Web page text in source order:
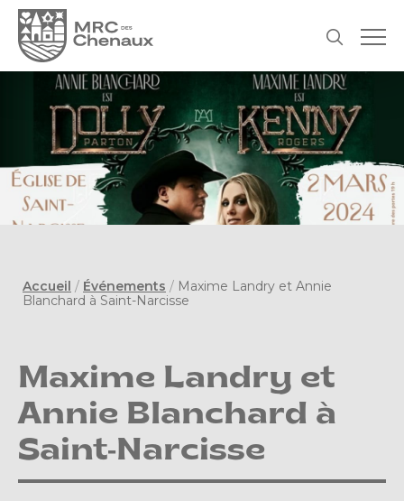
Accueil / Événements / Maxime Landry et Annie
Blanchard à Saint-Narcisse
Maxime Landry et
Annie Blanchard à
Saint-Narcisse